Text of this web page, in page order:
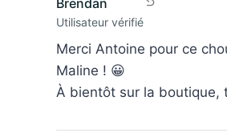
Merci Antoine pour ce
Maline ! 😀
À bientôt sur la boutique,